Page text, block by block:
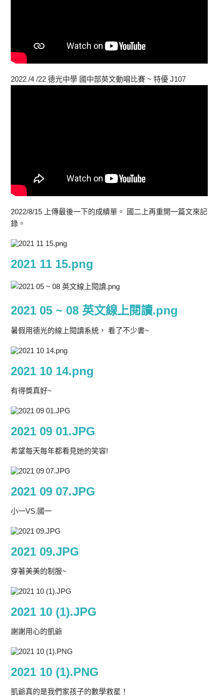
2022 /4 /22 德光中學 國中部英文動唱比賽 ~ 特優 J107
2022/8/15 上傳最後一下的成績單。 國二上再重開一篇文來記
錄。
2021 11 15.png
2021 05 ~ 08 英文線上閱讀.png
暑假用德光的線上閱讀系統， 看了不少書~
2021 10 14.png
有得獎真好~
2021 09 01.JPG
希望每天每年都看見她的笑容!
2021 09 07.JPG
小一VS.國一
2021 09.JPG
穿著美美的制服~
2021 10 (1).JPG
謝謝用心的凱爺
2021 10 (1).PNG
凱爺真的是我們家孩子的數學救星！